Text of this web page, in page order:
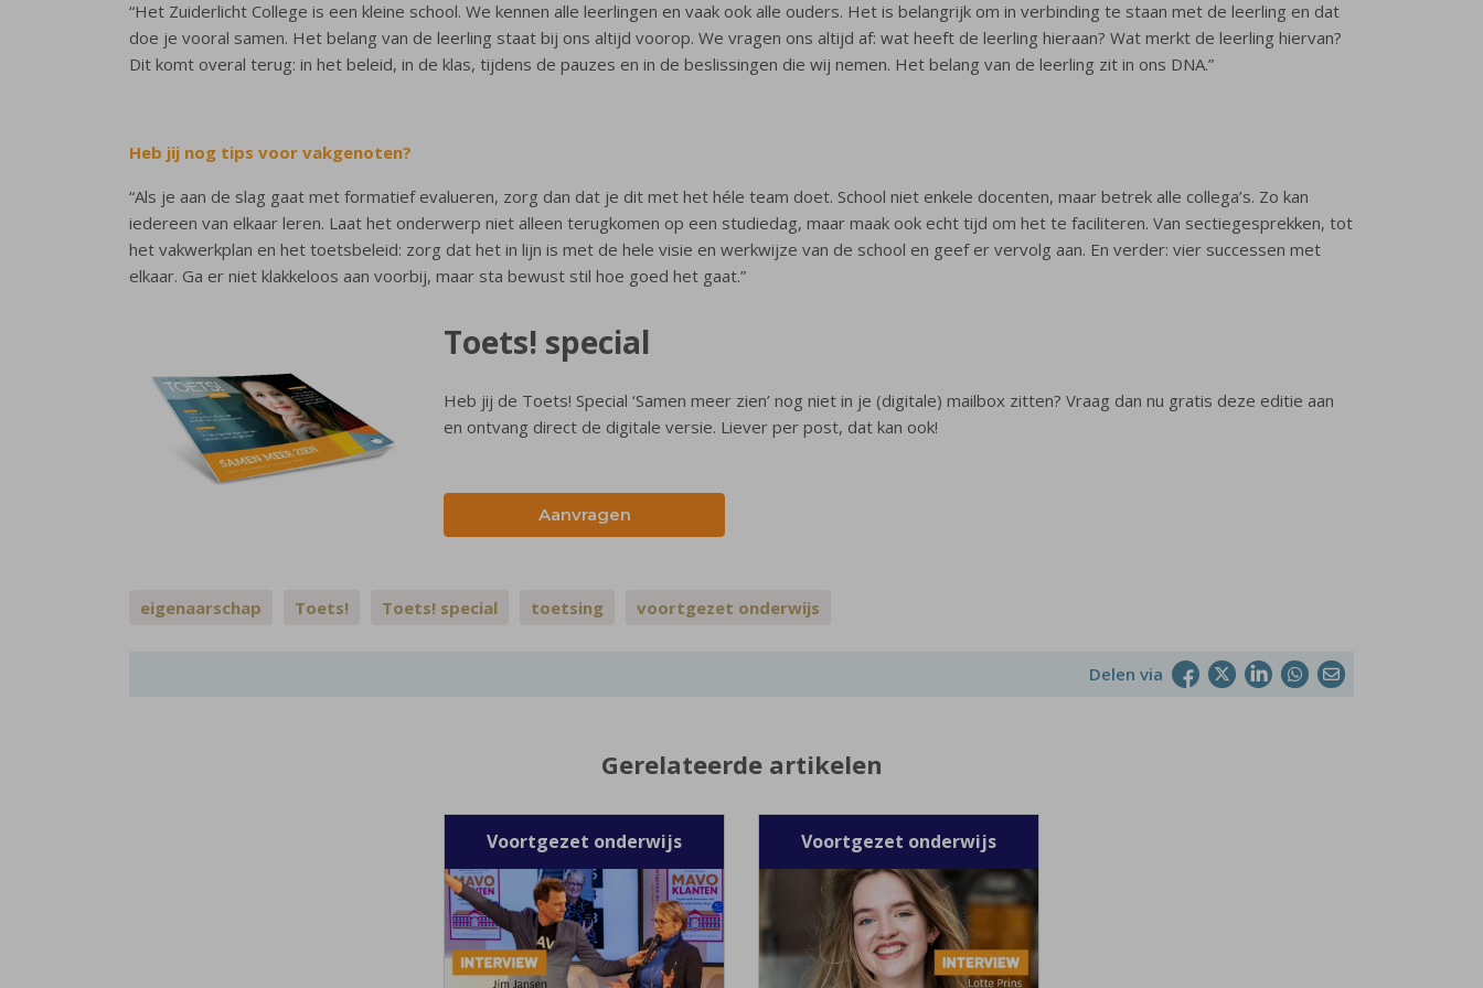
“Het Zuiderlicht College is een kleine school. We kennen alle leerlingen en vaak ook alle ouders. Het is belangrijk om in verbinding te staan met de leerling en dat
doe je vooral samen. Het belang van de leerling staat bij ons altijd voorop. We vragen ons altijd af: wat heeft de leerling hieraan? Wat merkt de leerling hiervan?
Dit komt overal terug: in het beleid, in de klas, tijdens de pauzes en in de beslissingen die wij nemen. Het belang van de leerling zit in ons DNA.”
Heb jij nog tips voor vakgenoten?
“Als je aan de slag gaat met formatief evalueren, zorg dan dat je dit met het héle team doet. School niet enkele docenten, maar betrek alle collega’s. Zo kan
iedereen van elkaar leren. Laat het onderwerp niet alleen terugkomen op een studiedag, maar maak ook echt tijd om het te faciliteren. Van sectiegesprekken, tot
het vakwerkplan en het toetsbeleid: zorg dat het in lijn is met de hele visie en werkwijze van de school en geef er vervolg aan. En verder: vier successen met
elkaar. Ga er niet klakkeloos aan voorbij, maar sta bewust stil hoe goed het gaat.”
Toets! special
Heb jij de Toets! Special ‘Samen meer zien’ nog niet in je (digitale) mailbox zitten? Vraag dan nu gratis deze editie aan
en ontvang direct de digitale versie. Liever per post, dat kan ook!
Aanvragen
eigenaarschap Toets! Toets! special toetsing voortgezet onderwijs
Delen via
Gerelateerde artikelen
Voortgezet onderwijs Voortgezet onderwijs